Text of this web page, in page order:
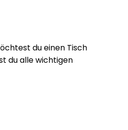
du einen Tisch
du alle wichtigen